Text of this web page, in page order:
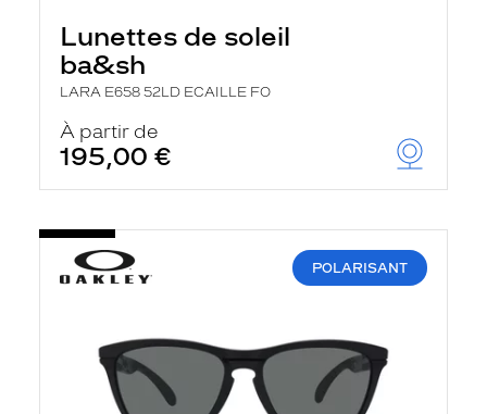
Lunettes de soleil
ba&sh
LARA E658 52LD ECAILLE FO
À partir de
195,00 €
POLARISANT